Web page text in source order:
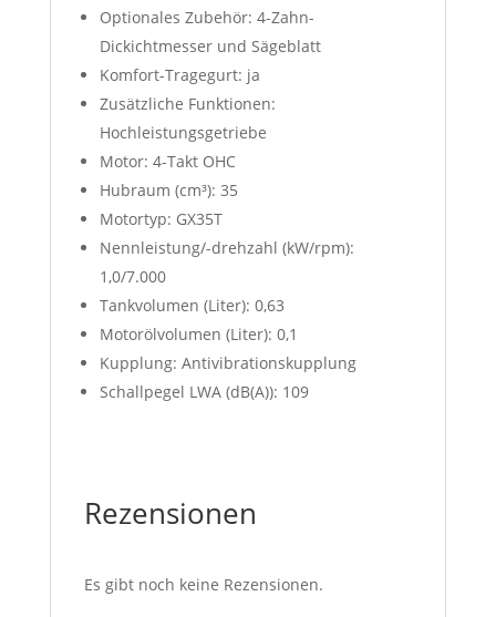
Optionales Zubehör: 4-Zahn-
Dickichtmesser und Sägeblatt
Komfort-Tragegurt: ja
Zusätzliche Funktionen:
Hochleistungsgetriebe
Motor: 4-Takt OHC
Hubraum (cm³): 35
Motortyp: GX35T
Nennleistung/-drehzahl (kW/rpm):
1,0/7.000
Tankvolumen (Liter): 0,63
Motorölvolumen (Liter): 0,1
Kupplung: Antivibrationskupplung
Schallpegel LWA (dB(A)): 109
Rezensionen
Es gibt noch keine Rezensionen.